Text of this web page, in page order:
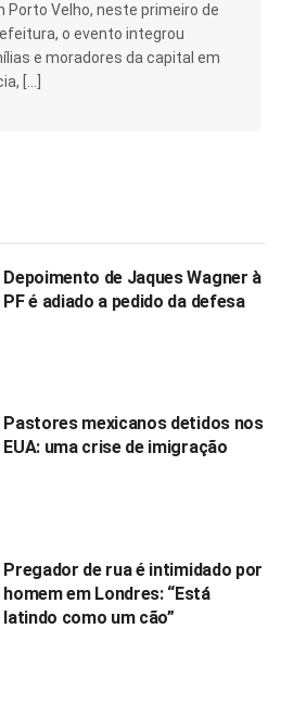
Porto Velho, neste primeiro de
o evento integrou
e moradores da capital em
[…]
Depoimento de Jaques Wagner à
PF é adiado a pedido da defesa
Pastores mexicanos detidos nos
EUA: uma crise de imigração
Pregador de rua é intimidado por
homem em Londres: “Está
latindo como um cão”